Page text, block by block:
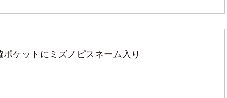
ケットにミズノピスネーム入り